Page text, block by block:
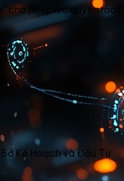
cho phép leo quyền root
Kế Hoạch và Đầu Tư